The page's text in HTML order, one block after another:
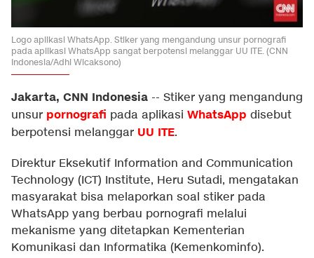
Logo aplikasi WhatsApp. Stiker yang mengandung unsur pornografi
pada aplikasi WhatsApp sangat berpotensi melanggar UU ITE. (CNN
Indonesia/Adhi Wicaksono)
Jakarta, CNN Indonesia -- Stiker yang mengandung
unsur pornografi pada aplikasi WhatsApp disebut
berpotensi melanggar UU ITE.
Direktur Eksekutif Information and Communication
Technology (ICT) Institute, Heru Sutadi, mengatakan
masyarakat bisa melaporkan soal stiker pada
WhatsApp yang berbau pornografi melalui
mekanisme yang ditetapkan Kementerian
Komunikasi dan Informatika (Kemenkominfo).